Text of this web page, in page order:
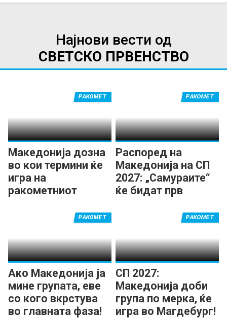
Најнови вести од
СВЕТСКО ПРВЕНСТВО
Македонија дозна
во кои термини ќе
игра на
ракометниот
РАКОМЕТ
Распоред на
Македонија на СП
2027: „Самураите“
ќе бидат прв
РАКОМЕТ
Ако Македонија ја
мине групата, еве
со кого вкрстува
во главната фаза!
РАКОМЕТ
СП 2027:
Македонија доби
група по мерка, ќе
игра во Магдебург!
РАКОМЕТ